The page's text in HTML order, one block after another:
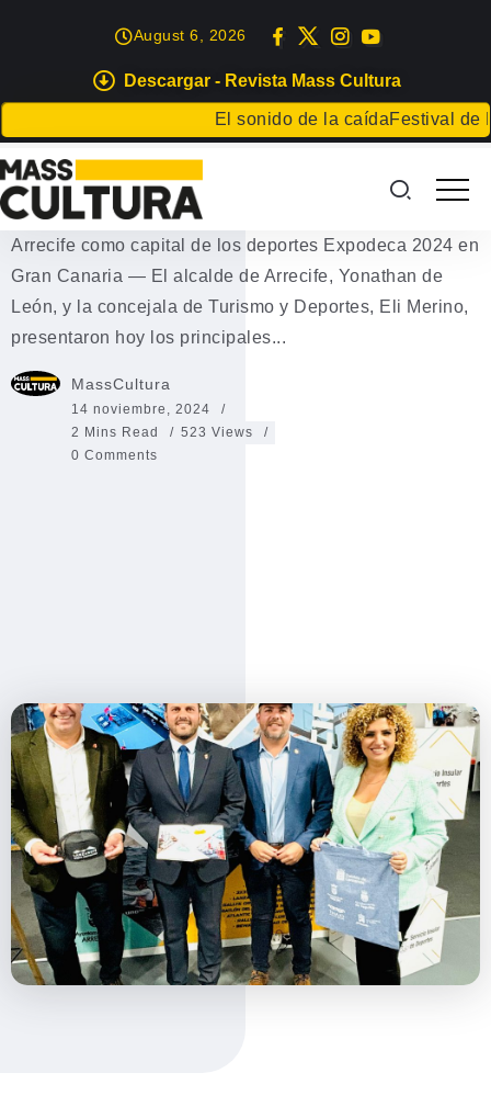
Descargar - Revista Mass Cultura
El sonido de la caídaFestival de
August 6, 2026
DEPORTES
Arrecife como capital de los
deportes
Arrecife como capital de los deportes Expodeca 2024 en
Gran Canaria — El alcalde de Arrecife, Yonathan de
León, y la concejala de Turismo y Deportes, Eli Merino,
presentaron hoy los principales...
MassCultura
14 noviembre, 2024
2 Mins Read
523 Views
0 Comments